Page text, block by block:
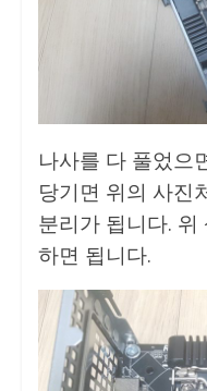
나사를 다 풀었으
당기면 위의 사진
분리가 됩니다. 위
하면 됩니다.